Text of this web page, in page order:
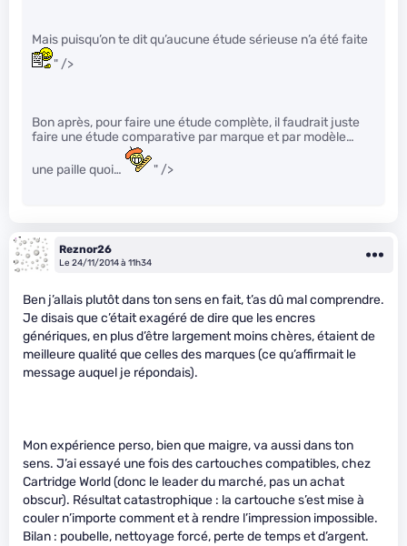
Mais puisqu’on te dit qu’aucune étude sérieuse n’a été faite
" />
Bon après, pour faire une étude complète, il faudrait juste
faire une étude comparative par marque et par modèle…
une paille quoi… " />
Reznor26
Le 24/11/2014 à 11h34
Ben j’allais plutôt dans ton sens en fait, t’as dû mal comprendre.
Je disais que c’était exagéré de dire que les encres
génériques, en plus d’être largement moins chères, étaient de
meilleure qualité que celles des marques (ce qu’affirmait le
message auquel je répondais).
Mon expérience perso, bien que maigre, va aussi dans ton
sens. J’ai essayé une fois des cartouches compatibles, chez
Cartridge World (donc le leader du marché, pas un achat
obscur). Résultat catastrophique : la cartouche s’est mise à
couler n’importe comment et à rendre l’impression impossible.
Bilan : poubelle, nettoyage forcé, perte de temps et d’argent.